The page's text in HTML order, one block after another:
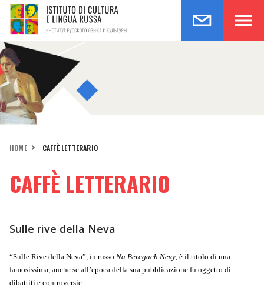
HOME CAFFÈ LETTERARIO
CAFFÈ LETTERARIO
Sulle rive della Neva
“Sulle Rive della Neva”, in russo Na Beregach Nevy , è il titolo di una
famosissima, anche se all’epoca della sua pubblicazione fu oggetto di
dibattiti e controversie…